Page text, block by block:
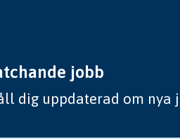
jobb
dig uppdaterad om nya